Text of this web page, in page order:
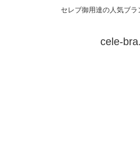
セレブ御用達の人気ブ
cele-